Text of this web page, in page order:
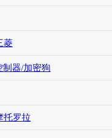
菱
制器/加密狗
托罗拉